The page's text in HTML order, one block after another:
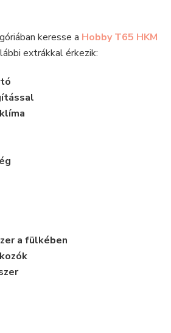
keresse a Hobby T65 HKM
extrákkal érkezik:
a fülkében